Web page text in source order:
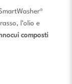
l’olio e
composti